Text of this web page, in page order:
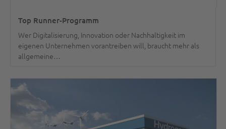
Top Runner-Programm
Wer Digitalisierung, Innovation oder Nachhaltigkeit im
eigenen Unternehmen vorantreiben will, braucht mehr als
allgemeine…